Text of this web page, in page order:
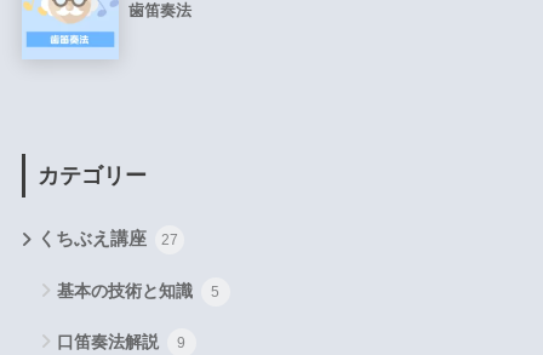
歯笛奏法
カテゴリー
くちぶえ講座 27
基本の技術と知識 5
口笛奏法解説 9